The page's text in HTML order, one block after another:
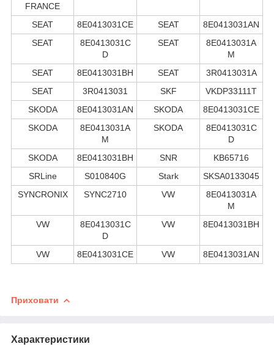
FRANCE
SEAT 8E0413031CE SEAT
8E0413031AN
SEAT
8E0413031C
D
SEAT
8E0413031A
M
SEAT
8E0413031BH SEAT
3R0413031A
SEAT
3R0413031 SKF
VKDP33111T
SKODA
8E0413031AN SKODA
8E0413031CE
SKODA
8E0413031A
M
SKODA
8E0413031C
D
SKODA
8E0413031BH SNR
KB65716
SRLine
S010840G Stark
SKSA0133045
SYNCRONIX
SYNC2710 VW
8E0413031A
M
VW
8E0413031C
D
VW 8E0413031BH
VW 8E0413031CE VW 8E0413031AN
Приховати
Характеристики